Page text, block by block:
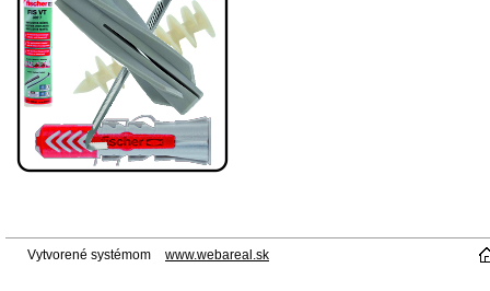
Vytvorené systémom www.webareal.sk